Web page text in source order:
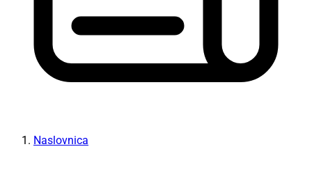
Naslovnica